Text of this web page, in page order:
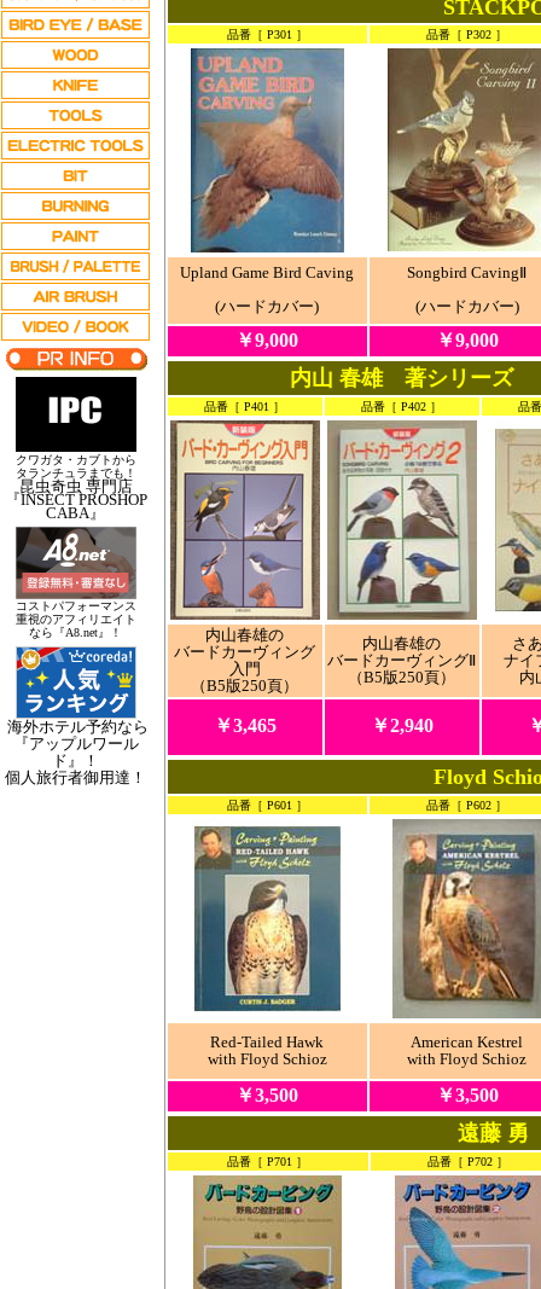
クワガタ・カブトから
タランチュラまでも！
昆虫奇虫 専門店
『INSECT PROSHOP
CABA』
コストパフォーマンス
重視のアフィリエイト
なら『A8.net』！
海外ホテル予約なら
『アップルワール
ド』！
個人旅行者御用達！
品番［ P301 ］ 品番［ P302 ］
Upland Game Bird Caving
(ハードカバー)
Songbird CavingⅡ
(ハードカバー)
￥9,000 ￥9,000
内山 春雄 著シリーズ
品番［ P401 ］ 品番［ P402 ］ 品
内山春雄の
バードカーヴィング
入門
（B5版250頁）
内山春雄の
バードカーヴィングⅡ
（B5版250頁）
さ
ナイ
内
￥3,465 ￥2,940
Floyd
品番［ P601 ］ 品番［ P602 ］
Red-Tailed Hawk
with Floyd Schioz
American Kestrel
with Floyd Schioz
￥3,500 ￥3,500
遠藤 勇
品番［ P701 ］ 品番［ P702 ］